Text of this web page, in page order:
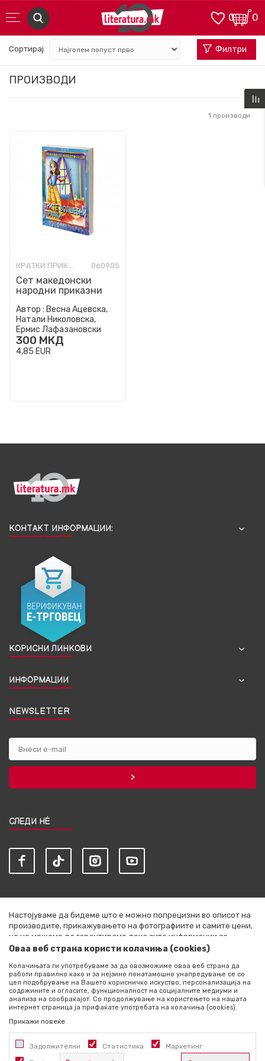
0
0
ПРОИЗВОДИ
Сортирај Филтри
1 производи
КРАТКИ ПРИКАЗНИ 060905
Сет македонски
народни приказни
Автор : Весна Ацевска,
Натали Николовска,
Ермис Лафазановски
300 МКД
4,85 EUR
КОНТАКТ ИНФОРМАЦИИ:
КОРИСНИ ЛИНКОВИ
ИНФОРМАЦИИ
NEWSLETTER
СЛЕДИ НЀ
Настојуваме да бидеме што е можно попрецизни во описот на
производите, прикажувањето на фотографиите и самите цени,
но не можеме да гарантираме дека сите информации се
комплетни и без грешки. Сите артикли прикажани на сајтот се
секој момент. Расположливоста на производите можете да ја
проверите со повик на +389 76 444 490
©2026 literatura.mk, Изработено одNB SOFT. Сите права
задржани.
Оваа веб страна користи колачиња (cookies)
Колачињата ги употребуваме за да овозможиме оваа веб страна да
работи правилно како и за нејзино понатамошно унапредување се со
цел подобрување на Вашето корисничко искуство, персонализација на
содржините и огласите, функционалност на социјалните медиуми и
анализа на сообраќајот. Со продолжување на користењето на нашата
интернет страница ја прифаќате употребата на колачиња (cookies).
Прикажи повеќе
Задолжителни Статистика Маркетинг